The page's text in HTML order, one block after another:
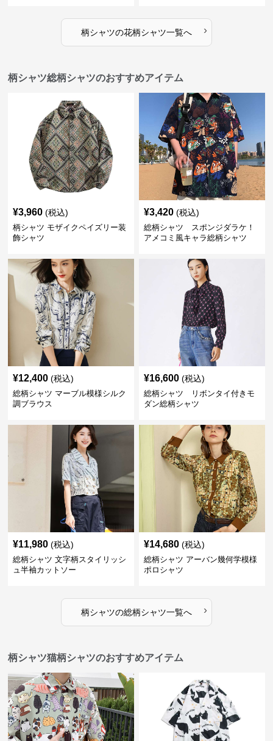
柄シャツの花柄シャツ一覧へ ›
柄シャツ総柄シャツのおすすめアイテム
¥3,960 (税込)
柄シャツ モザイクペイズリー装
飾シャツ
¥3,420 (税込)
総柄シャツ スポンジダラケ！
アメコミ風キャラ総柄シャツ
¥12,400 (税込)
総柄シャツ マーブル模様シルク
調ブラウス
¥16,600 (税込)
総柄シャツ リボンタイ付きモ
ダン総柄シャツ
¥11,980 (税込)
総柄シャツ 文字柄スタイリッシ
ュ半袖カットソー
¥14,680 (税込)
総柄シャツ アーバン幾何学模様
ポロシャツ
柄シャツの総柄シャツ一覧へ ›
柄シャツ猫柄シャツのおすすめアイテム